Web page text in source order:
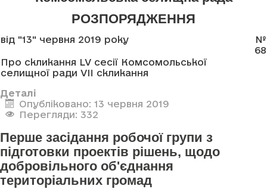
РОЗПОРЯДЖЕННЯ
від "13" червня 2019 року
№
68
Про скликання LV сесії Комсомольської
селищної ради VII скликання
Деталі
Опубліковано: 13 червня 2019
Перегляди: 332
Перше засідання робочої групи з
підготовки проектів рішень, щодо
добровільного об'єднання
територіальних громад